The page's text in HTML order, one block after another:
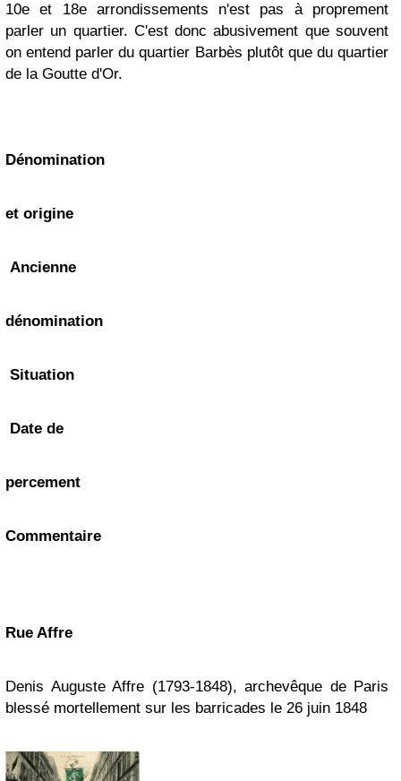
10e et 18e arrondissements n'est pas à proprement
parler un quartier. C'est donc abusivement que souvent
on entend parler du quartier Barbès plutôt que du quartier
de la Goutte d'Or.
Dénomination
et origine
Ancienne
dénomination
Situation
Date de
percement
Commentaire
Rue Affre
Denis Auguste Affre (1793-1848), archevêque de Paris
blessé mortellement sur les barricades le 26 juin 1848